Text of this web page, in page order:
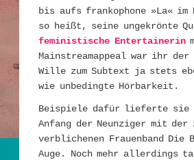
bis aufs frankophone »La« im
so heißt, seine ungekrönte
feministische Entertainerin
Mainstreamappeal war ihr der
Wille zum Subtext ja stets
wie unbedingte Hörbarkeit.
Beispiele dafür lieferte sie
Anfang der Neunziger mit der
verblichenen Frauenband Die
Auge. Noch mehr allerdings